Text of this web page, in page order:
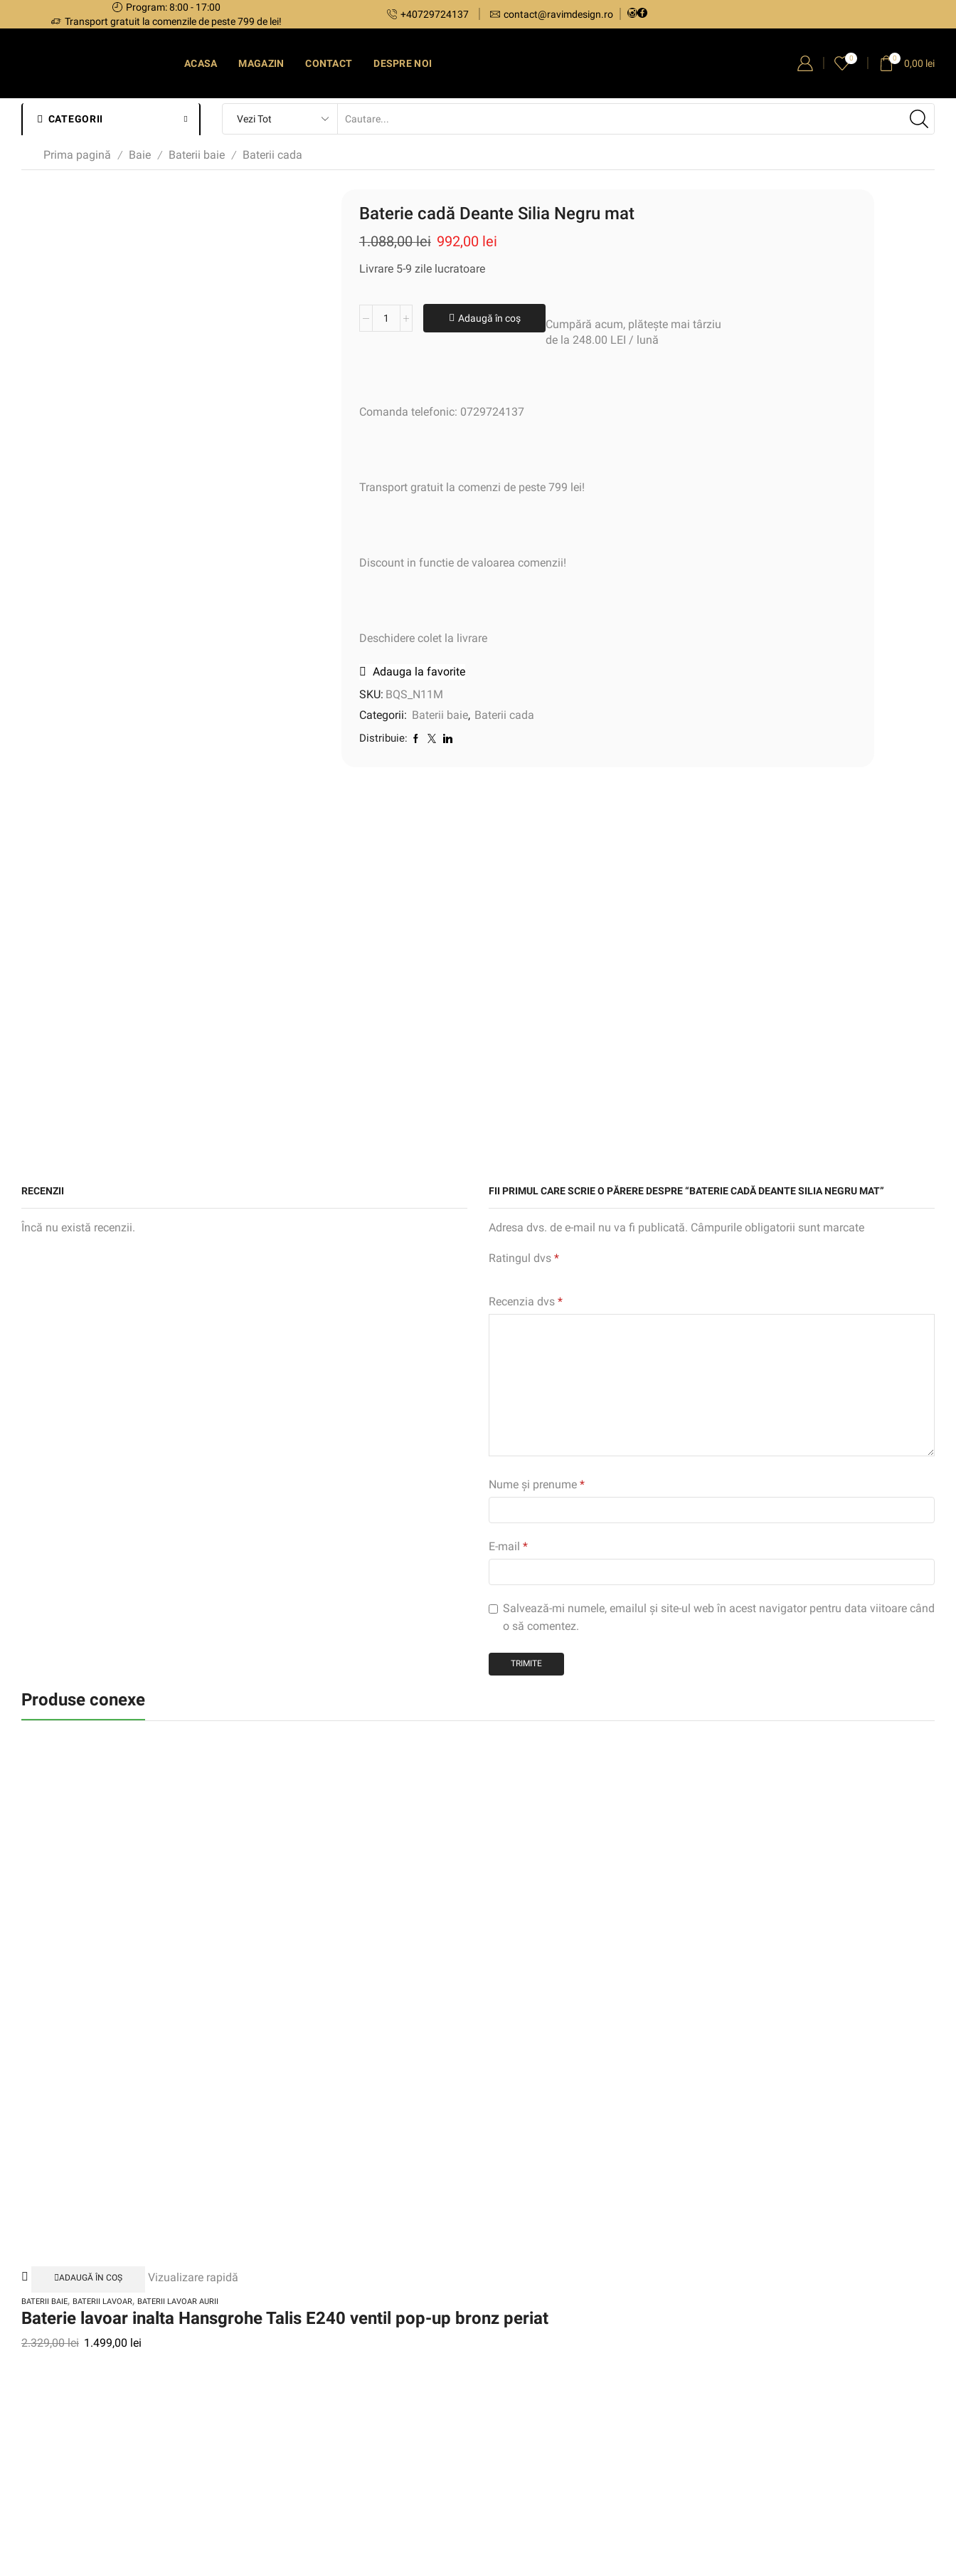
Program: 8:00 - 17:00
Transport gratuit la comenzile de peste 799 de lei!
+40729724137 contact@ravimdesign.ro
ACASA MAGAZIN CONTACT DESPRE NOI 0 0 0,00 lei
CATEGORII
Prima pagină / Baie / Baterii baie / Baterii cada
Baterie cadă Deante Silia Negru mat
1.088,00lei 992,00 lei
Livrare 5-9 zile lucratoare
Adaugă în coș
Cumpără acum, plătește mai târziu
de la 248.00 LEI / lună
Comanda telefonic: 0729724137
Transport gratuit la comenzi de peste 799 lei!
Discount in functie de valoarea comenzii!
Deschidere colet la livrare
Adauga la favorite
SKU: BQS_N11M
Categorii: Baterii baie, Baterii cada
Distribuie:
RECENZII
Încă nu există recenzii.
FII PRIMUL CARE SCRIE O PĂRERE DESPRE “BATERIE CADĂ DEANTE SILIA NEGRU MAT”
Adresa dvs. de e-mail nu va fi publicată. Câmpurile obligatorii sunt marcate
Ratingul dvs *
Recenzia dvs *
Nume și prenume *
E-mail *
Salvează-mi numele, emailul și site-ul web în acest navigator pentru data viitoare când
o să comentez.
Produse conexe
ADAUGĂ ÎN COȘ Vizualizare rapidă
BATERII BAIE, BATERII LAVOAR, BATERII LAVOAR AURII
Baterie lavoar inalta Hansgrohe Talis E240 ventil pop-up bronz periat
2.329,00lei 1.499,00 lei